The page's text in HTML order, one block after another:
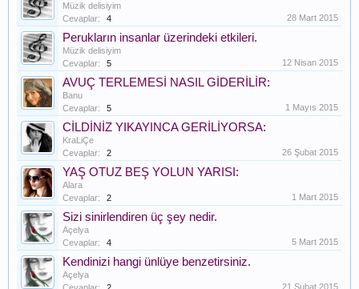
Müzik delisiyim
Cevaplar:
4 28 Mart 2015
Perukların insanlar üzerindeki etkileri.
Müzik delisiyim
Cevaplar:
5 12 Nisan 2015
AVUÇ TERLEMESİ NASIL GİDERİLİR:
Banu
Cevaplar:
5 1 Mayıs 2015
CİLDİNİZ YIKAYINCA GERİLİYORSA:
KraLiÇe
Cevaplar:
2 26 Şubat 2015
YAŞ OTUZ BEŞ YOLUN YARISI:
Alara
Cevaplar:
2 1 Mart 2015
Sizi sinirlendiren üç şey nedir.
Açelya
Cevaplar:
4 5 Mart 2015
Kendinizi hangi ünlüye benzetirsiniz.
Açelya
21 Şubat 2015